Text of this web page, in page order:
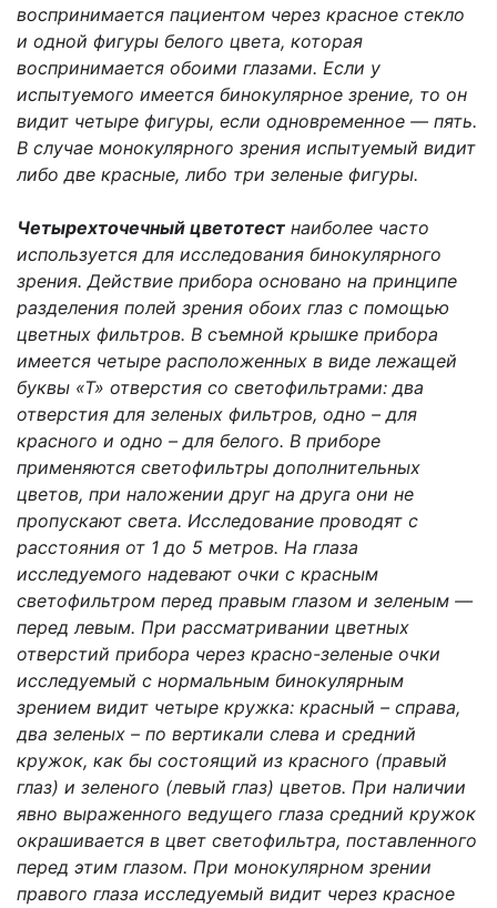
воспринимается пациентом через красное стекло
и одной фигуры белого цвета, которая
воспринимается обоими глазами. Если у
испытуемого имеется бинокулярное зрение, то он
видит четыре фигуры, если одновременное — пять.
В случае монокулярного зрения испытуемый видит
либо две красные, либо три зеленые фигуры.
Четырехточечный цветотест наиболее часто
используется для исследования бинокулярного
зрения. Действие прибора основано на принципе
разделения полей зрения обоих глаз с помощью
цветных фильтров. В съемной крышке прибора
имеется четыре расположенных в виде лежащей
буквы «Т» отверстия со светофильтрами: два
отверстия для зеленых фильтров, одно – для
красного и одно – для белого. В приборе
применяются светофильтры дополнительных
цветов, при наложении друг на друга они не
пропускают света. Исследование проводят с
расстояния от 1 до 5 метров. На глаза
исследуемого надевают очки с красным
светофильтром перед правым глазом и зеленым —
перед левым. При рассматривании цветных
отверстий прибора через красно-зеленые очки
исследуемый с нормальным бинокулярным
зрением видит четыре кружка: красный – справа,
два зеленых – по вертикали слева и средний
кружок, как бы состоящий из красного (правый
глаз) и зеленого (левый глаз) цветов. При наличии
явно выраженного ведущего глаза средний кружок
окрашивается в цвет светофильтра, поставленного
перед этим глазом. При монокулярном зрении
правого глаза исследуемый видит через красное